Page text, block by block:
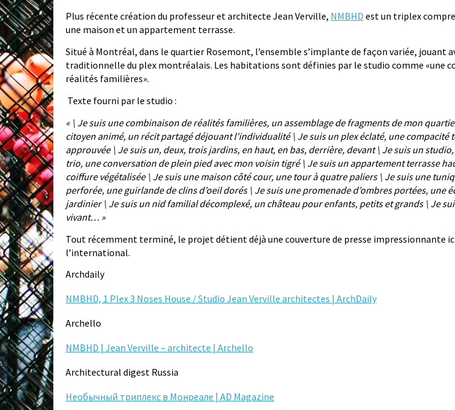
Plus récente création du professeur et architecte Jean Verville, NMBHD est un triplex
une maison et un appartement terrasse.
Situé à Montréal, dans le quartier Rosemont, l’ensemble s’implante de façon variée, jouant
traditionnelle du plex montréalais. Les habitations sont définies par le studio comme «une
réalités familières».
Texte fourni par le studio :
« \ Je suis une combinaison de réalités familières, un assemblage de fragments de mon
citoyen animé, un récit partagé déjouant l’individualité \ Je suis un plex éclaté, une compacité
approuvée \ Je suis un, deux, trois jardins, en haut, en bas, derrière, devant \ Je suis un
trio, une conversation de plein pied avec mon voisin tigré \ Je suis un appartement terrasse
coiffure végétalisée \ Je suis une maison côté cour, une tour à quatre paliers \ Je suis une
perforée, une guirlande de clins d’oeil dorés \ Je suis une promenade d’ombres portées, une
jardinier \ Je suis un nid familial décomplexé, un château pour enfants, petits et grands \ Je
vivant… »
Tout récemment terminé, le projet détient déjà une couverture de presse impressionnante
l’international.
Archdaily
NMBHD, 1 Plex 3 Noses House / Studio Jean Verville architectes | ArchDaily
Archello
NMBHD | Jean Verville – architecte | Archello
Architectural digest Russia
Необычный триплекс в Монреале | AD Magazine